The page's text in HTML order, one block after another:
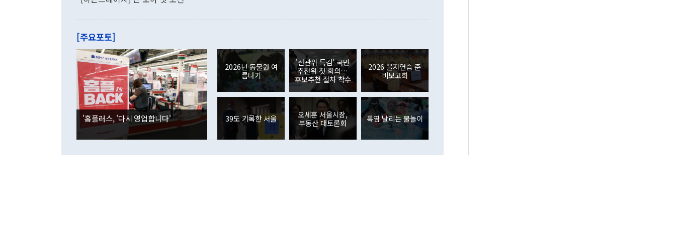
관은 업무보고 사후 브리핑에서 정 장관이 언급한 '4자 회담'에 대해 "이상
이 9월 러시아 블라디보스토크에서 열리는 '동방경제포럼(EEF)'을 언급하
며 "정부 차원에서 (참석을) 검토하고 있다"고 발언한 데 대해서도 조 장관
은 "그것은 외교부의 몫"이라며 "아직 거기까지 진도가 나가지 않았다"고
잘랐다. 정 장관이 이날 소개한 대북 구상과 설명은 정부 내 조율을 거치지
않았다는 점에서 문제가 있다. 특히 주적 표현 대체와 국호 사용, 9·19 군
사합의 복원, 4자회담 추진 등은 통일부 장관이 결정할 사안이 아니어서 월
권이라는 지적이 나오고 있다. 이 대통령은 정 장관의 업무보고를 듣고 난
뒤 "여기 업무보고에 발표했다고 승인난 건 아니다"라고 재차 확인했다. 정
부의 한 소식통은 "정 장관의 발언 내용은 대부분 국가안전보장회의(NSC)
를 거쳐 결정된 사안이 아닌 정 장관의 개인적 생각에 가깝다"며 "안보 관
련 부처 장관이 정부의 공식 정책이 아닌 사안을 추진하겠다고 업무보고를
하고 대통령의 면전에서 '국군통수권자가 나서야 한다'고 주장한 것은 심각
로 전환됐다. 본원소득수지는 배당소득을 중심으로 32억7000만달러 흑자
는 배당수입이 늘어난 데다 전월 분기배당에 따른 기저효과로 배당지급이
였던 올해 3월(369억9000만달러)을 넘어선 것이다. 직접투자에서는 내국
인의 해외투자가 80억1000만달러, 외국인의 국내투자가 46억3000만달러
각각 증가했다. 증권투자에서는 외국인의 국내 주식 매도세가 이어졌다. 외
국인의 국내 주식 투자는 차익실현 매도 등의 영향으로 316억1000만달러
감소하며 전월(-310억5000만달러)에 이어 역대 최대 순매도 기록을 다시
경신했다. 외국인의 국내 채권투자는 세계국채지수(WGBI) 자금 유입에도
분기 말 만기도래 영향으로 증가 폭이 줄어든 52억9000만달러를 기록했
다. 내국인의 해외 증권투자는 주식을 중심으로 35억6000만달러 증가했
다. eoyn2@newspim.com
[주요포토]
'홈플러스, '다시 영업합니다'
2026년 동물원 여
름나기
'선관위 특검' 국민
추천위 첫 회의…
후보추천 절차 착수
2026 을지연습 준
비보고회
39도 기록한 서울
오세훈 서울시장,
부동산 대토론회
폭염 날리는 물놀이